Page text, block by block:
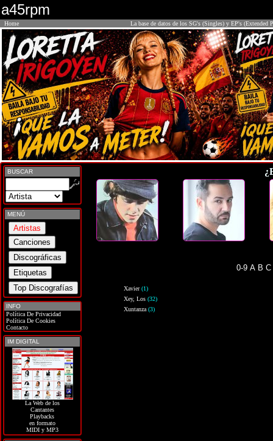
a45rpm
Home La base de datos de los SG's (Singles) y EP's (Extended
BUSCAR
MENÚ
INFO
Política De Privacidad
Política De Cookies
Contacto
IM DIGITAL
La Web de los
Cantantes
Playbacks
en formato
MIDI y MP3
0-9 A B C
Xavier(1)
Xey, Los(32)
Xuntanza(3)